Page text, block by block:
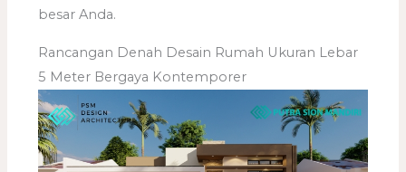
besar Anda.
Rancangan Denah Desain Rumah Ukuran Lebar
5 Meter Bergaya Kontemporer